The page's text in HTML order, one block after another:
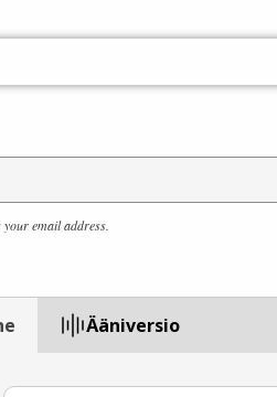
email address.
Ääniversio